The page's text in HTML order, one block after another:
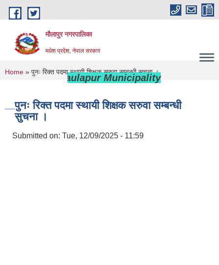
Skip to main content
मौलापुर नगरपालिका
मधेश प्रदेश, नेपाल सरकार
to Maulapur Municipality
You are here
Home » पुनः रिक्त पदमा स्थायी शिक्षक सरुवा सम्बन्धी सुचना ।
पुनः रिक्त पदमा स्थायी शिक्षक सरुवा सम्बन्धी
सुचना ।
Submitted on: Tue, 12/09/2025 - 11:59